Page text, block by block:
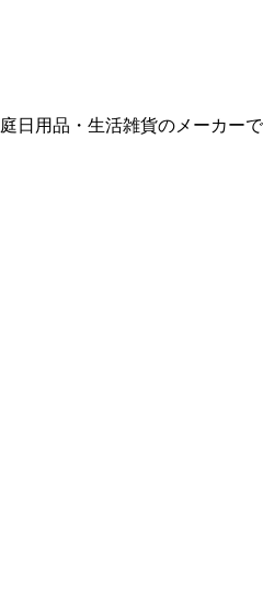
日用品・生活雑貨のメーカーで